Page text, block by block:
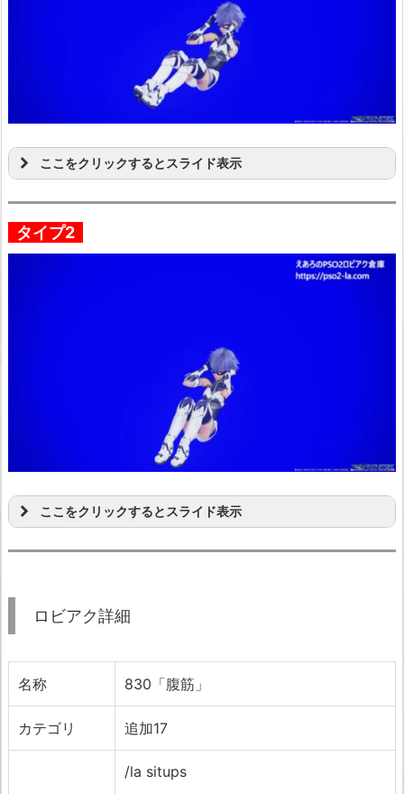
ここをクリックするとスライド表示
タイプ2
ここをクリックするとスライド表示
ロビアク詳細
名称 830「腹筋」
カテゴリ 追加17
/la situps